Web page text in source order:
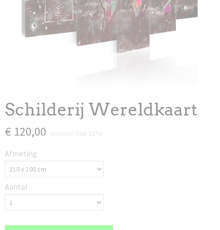
Schilderij Wereldkaart
€ 120,00
Afmeting
Aantal